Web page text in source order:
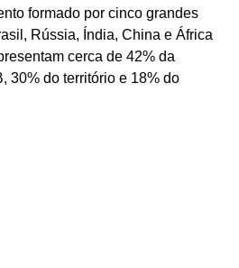
formado por cinco grandes
Rússia, Índia, China e África
cerca de 42% da
30% do território e 18% do